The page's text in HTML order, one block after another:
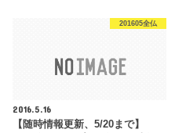
201605全仏
2016.5.16
【随時情報更新、5/20まで】